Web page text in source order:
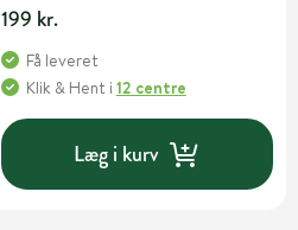
199 kr.
Få leveret
Klik & Hent i 12 centre
Læg i kurv